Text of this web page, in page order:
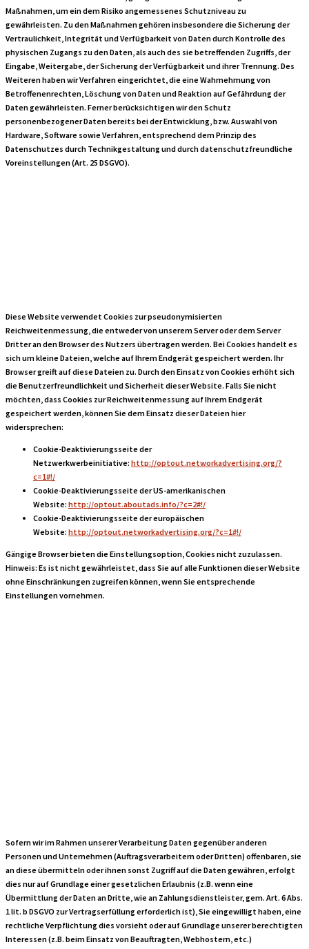
Maßnahmen, um ein dem Risiko angemessenes Schutzniveau zu
gewährleisten. Zu den Maßnahmen gehören insbesondere die Sicherung der
Vertraulichkeit, Integrität und Verfügbarkeit von Daten durch Kontrolle des
physischen Zugangs zu den Daten, als auch des sie betreffenden Zugriffs, der
Eingabe, Weitergabe, der Sicherung der Verfügbarkeit und ihrer Trennung. Des
Weiteren haben wir Verfahren eingerichtet, die eine Wahrnehmung von
Betroffenenrechten, Löschung von Daten und Reaktion auf Gefährdung der
Daten gewährleisten. Ferner berücksichtigen wir den Schutz
personenbezogener Daten bereits bei der Entwicklung, bzw. Auswahl von
Hardware, Software sowie Verfahren, entsprechend dem Prinzip des
Datenschutzes durch Technikgestaltung und durch datenschutzfreundliche
Voreinstellungen (Art. 25 DSGVO).
Diese Website verwendet Cookies zur pseudonymisierten
Reichweitenmessung, die entweder von unserem Server oder dem Server
Dritter an den Browser des Nutzers übertragen werden. Bei Cookies handelt es
sich um kleine Dateien, welche auf Ihrem Endgerät gespeichert werden. Ihr
Browser greift auf diese Dateien zu. Durch den Einsatz von Cookies erhöht sich
die Benutzerfreundlichkeit und Sicherheit dieser Website. Falls Sie nicht
möchten, dass Cookies zur Reichweitenmessung auf Ihrem Endgerät
gespeichert werden, können Sie dem Einsatz dieser Dateien hier
widersprechen:
Cookie-Deaktivierungsseite der
Netzwerkwerbeinitiative: http://optout.networkadvertising.org/?
c=1#!/
Cookie-Deaktivierungsseite der US-amerikanischen
Website: http://optout.aboutads.info/?c=2#!/
Cookie-Deaktivierungsseite der europäischen
Website: http://optout.networkadvertising.org/?c=1#!/
Gängige Browser bieten die Einstellungsoption, Cookies nicht zuzulassen.
Hinweis: Es ist nicht gewährleistet, dass Sie auf alle Funktionen dieser Website
ohne Einschränkungen zugreifen können, wenn Sie entsprechende
Einstellungen vornehmen.
Sofern wir im Rahmen unserer Verarbeitung Daten gegenüber anderen
Personen und Unternehmen (Auftragsverarbeitern oder Dritten) offenbaren, sie
an diese übermitteln oder ihnen sonst Zugriff auf die Daten gewähren, erfolgt
dies nur auf Grundlage einer gesetzlichen Erlaubnis (z.B. wenn eine
Übermittlung der Daten an Dritte, wie an Zahlungsdienstleister, gem. Art. 6 Abs.
1 lit. b DSGVO zur Vertragserfüllung erforderlich ist), Sie eingewilligt haben, eine
rechtliche Verpflichtung dies vorsieht oder auf Grundlage unserer berechtigten
Interessen (z.B. beim Einsatz von Beauftragten, Webhostern, etc.)